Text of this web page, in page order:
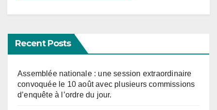
Recent Posts
Assemblée nationale : une session extraordinaire
convoquée le 10 août avec plusieurs commissions
d’enquête à l’ordre du jour.